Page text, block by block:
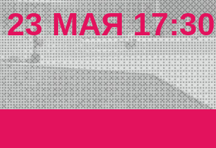
23 МАЯ 17:30
БИЛЕТЫ